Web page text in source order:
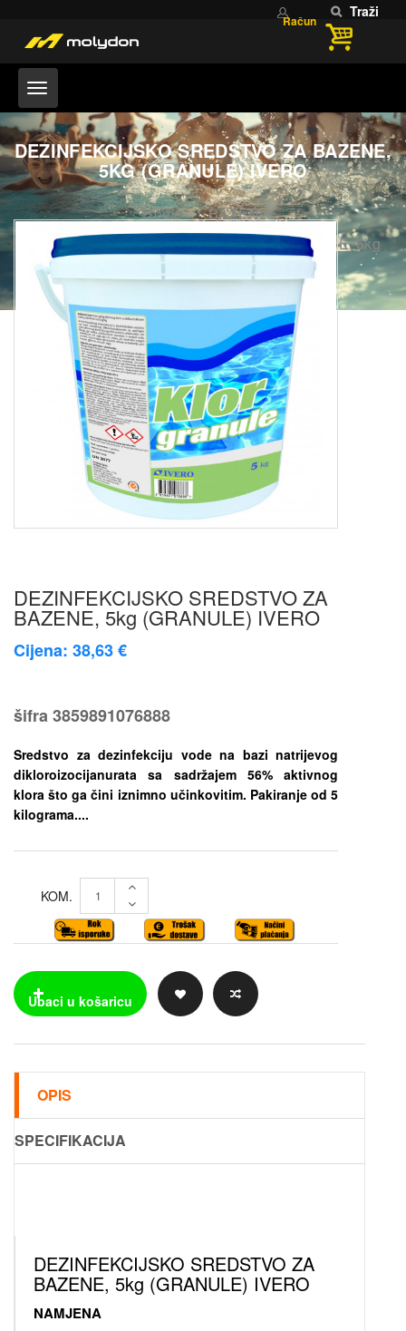
Račun
Traži
DEZINFEKCIJSKO SREDSTVO ZA BAZENE,
5KG (GRANULE) IVERO
Home
BAZENI
DEZINFEKCIJSKO SREDSTVO ZA BAZENE, 5kg
(GRANULE) IVERO
DEZINFEKCIJSKO SREDSTVO ZA
BAZENE, 5kg (GRANULE) IVERO
Cijena: 38,63 €
šifra3859891076888
Sredstvo za dezinfekciju vode na bazi natrijevog
dikloroizocijanurata sa sadržajem 56% aktivnog
klora što ga čini iznimno učinkovitim. Pakiranje od 5
kilograma....
KOM.
OPIS
SPECIFIKACIJA
DEZINFEKCIJSKO SREDSTVO ZA
BAZENE, 5kg (GRANULE) IVERO
NAMJENA